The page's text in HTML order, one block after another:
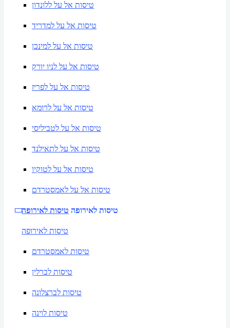
טיסות אל על ללונדון
טיסות אל על למדריד
טיסות אל על למינכן
טיסות אל על לניו יורק
טיסות אל על לפריז
טיסות אל על לרומא
טיסות אל על לטביליסי
טיסות אל על לתאילנד
טיסות אל על לטוקיו
טיסות אל על לאמסטרדם
טיסות לאירופה טיסות לאירופה
טיסות לאירופה
טיסות לאמסטרדם
טיסות לברלין
טיסות לברצלונה
טיסות לוינה